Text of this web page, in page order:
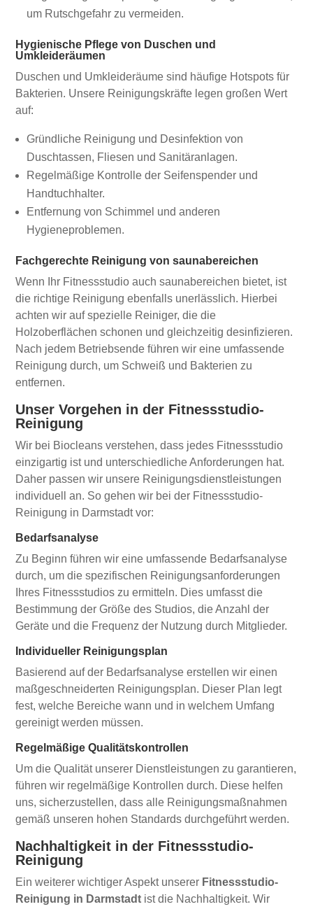
um Rutschgefahr zu vermeiden.
Hygienische Pflege von Duschen und
Umkleideräumen
Duschen und Umkleideräume sind häufige Hotspots für
Bakterien. Unsere Reinigungskräfte legen großen Wert
auf:
Gründliche Reinigung und Desinfektion von
Duschtassen, Fliesen und Sanitäranlagen.
Regelmäßige Kontrolle der Seifenspender und
Handtuchhalter.
Entfernung von Schimmel und anderen
Hygieneproblemen.
Fachgerechte Reinigung von saunabereichen
Wenn Ihr Fitnessstudio auch saunabereichen bietet, ist
die richtige Reinigung ebenfalls unerlässlich. Hierbei
achten wir auf spezielle Reiniger, die die
Holzoberflächen schonen und gleichzeitig desinfizieren.
Nach jedem Betriebsende führen wir eine umfassende
Reinigung durch, um Schweiß und Bakterien zu
entfernen.
Unser Vorgehen in der Fitnessstudio-
Reinigung
Wir bei Biocleans verstehen, dass jedes Fitnessstudio
einzigartig ist und unterschiedliche Anforderungen hat.
Daher passen wir unsere Reinigungsdienstleistungen
individuell an. So gehen wir bei der Fitnessstudio-
Reinigung in Darmstadt vor:
Bedarfsanalyse
Zu Beginn führen wir eine umfassende Bedarfsanalyse
durch, um die spezifischen Reinigungsanforderungen
Ihres Fitnessstudios zu ermitteln. Dies umfasst die
Bestimmung der Größe des Studios, die Anzahl der
Geräte und die Frequenz der Nutzung durch Mitglieder.
Individueller Reinigungsplan
Basierend auf der Bedarfsanalyse erstellen wir einen
maßgeschneiderten Reinigungsplan. Dieser Plan legt
fest, welche Bereiche wann und in welchem Umfang
gereinigt werden müssen.
Regelmäßige Qualitätskontrollen
Um die Qualität unserer Dienstleistungen zu garantieren,
führen wir regelmäßige Kontrollen durch. Diese helfen
uns, sicherzustellen, dass alle Reinigungsmaßnahmen
gemäß unseren hohen Standards durchgeführt werden.
Nachhaltigkeit in der Fitnessstudio-
Reinigung
Ein weiterer wichtiger Aspekt unserer Fitnessstudio-
Reinigung in Darmstadt ist die Nachhaltigkeit. Wir